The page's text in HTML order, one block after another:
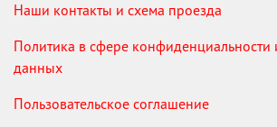
Наши контакты и схема проезда
Политика в сфере конфиденциальности
данных
Пользовательское соглашение